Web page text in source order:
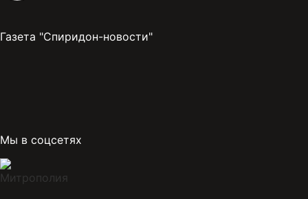
Газета "Спиридон-новости"
Мы в соцсетях